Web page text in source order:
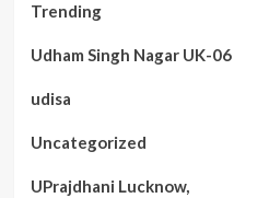
Trending
Udham Singh Nagar UK-06
udisa
Uncategorized
UPrajdhani Lucknow,